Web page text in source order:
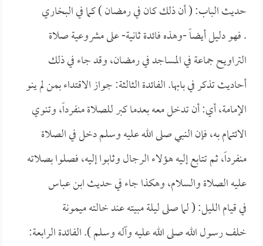
حديث الباب: (أن ذلك كان في رمضان ) كما فيالبخاري
. فهو دليل أيضاً -وهذه فائدة ثانية- على مشروعية صلاة
التراويح جماعة في المساجد في رمضان، وقد جاء في ذلك
أحاديث تذكر في بابها. الفائدة الثالثة: جواز الاقتداء بمن لم ينو
الإمامة، أي: أن تدخل معه بعدما كبر للصلاة منفرداً، وتنوي
الائتمام به، فإن النبي صلى الله عليه وسلم دخل في الصلاة
منفرداً، ثم تتابع إليه هؤلاء الرجال وثابوا إليه، فصلوا بصلاته
عليه الصلاة والسلام، وهكذا جاء في حديثابن عباس
في قيام الليل: (لما صلى ليلة مبيته عند خالتهميمونة
خلف رسول الله صلى الله عليه وآله وسلم ). الفائدة الرابعة: